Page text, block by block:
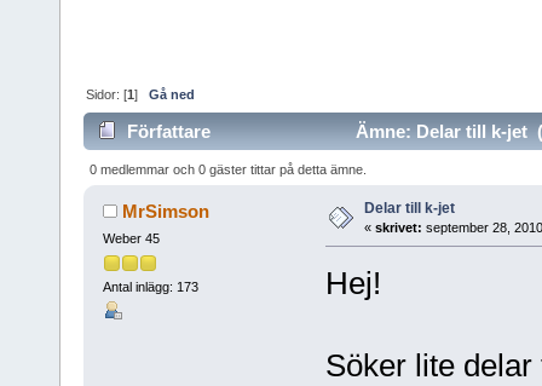
Sidor: [1]Gå ned
Författare Ämne: Delar till k-jet
0 medlemmar och 0 gäster tittar på detta ämne.
MrSimson
Weber 45
Antal inlägg: 173
Delar till k-jet
« skrivet: september 28,
Hej!
Söker lite